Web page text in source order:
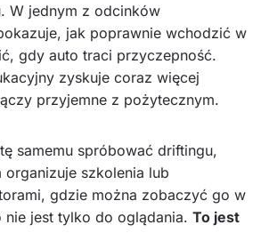
W jednym z odcinków
jak poprawnie wchodzić w
gdy auto traci przyczepność.
zyskuje coraz więcej
przyjemne z pożytecznym.
samemu spróbować driftingu,
organizuje szkolenia lub
gdzie można zobaczyć go w
nie jest tylko do oglądania. To jest